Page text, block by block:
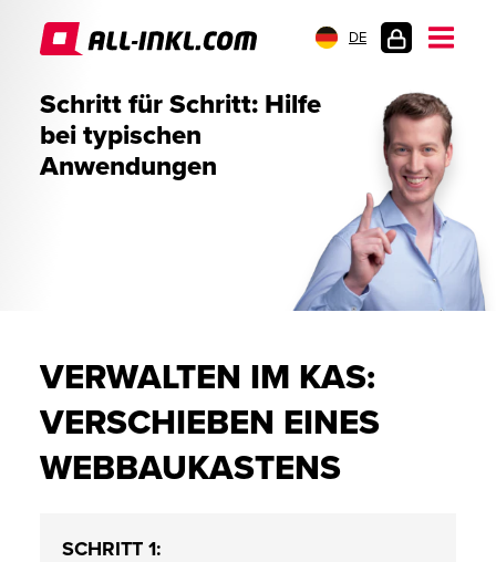
DE
Schritt für Schritt: Hilfe
bei typischen
Anwendungen
VERWALTEN IM KAS:
VERSCHIEBEN EINES
WEBBAUKASTENS
SCHRITT 1: